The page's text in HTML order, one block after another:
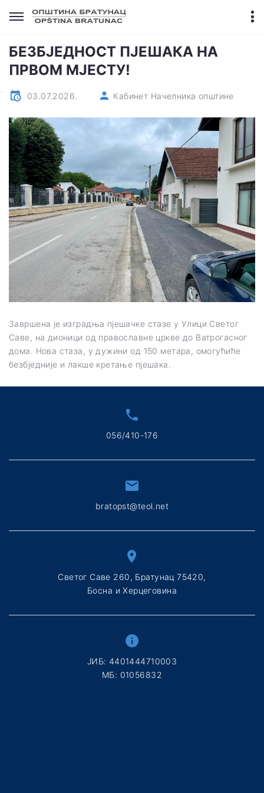
БЕЗБЈЕДНОСТ ПЈЕШАКА НА
ПРВОМ МЈЕСТУ!
03.07.2026. Кабинет Начелника општине
Завршена је изградња пјешачке стазе у Улици Светог
Саве, на дионици од православне цркве до Ватрогасног
дома. Нова стаза, у дужини од 150 метара, омогућиће
безбједније и лакше кретање пјешака.
056/410-176
bratopst@teol.net
Светог Саве 260, Братунац 75420,
Босна и Херцеговина
ЈИБ: 4401444710003
МБ: 01056832